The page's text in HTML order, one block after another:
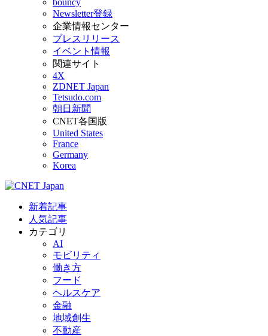
bouncy
Newsletter登録
企業情報センター
プレスリリース
イベント情報
関連サイト
4X
ZDNET Japan
Tetsudo.com
朝日新聞
CNET各国版
United States
France
Germany
Korea
新着記事
人気記事
カテゴリ
AI
モビリティ
働き方
フード
ヘルスケア
金融
地域創生
不動産